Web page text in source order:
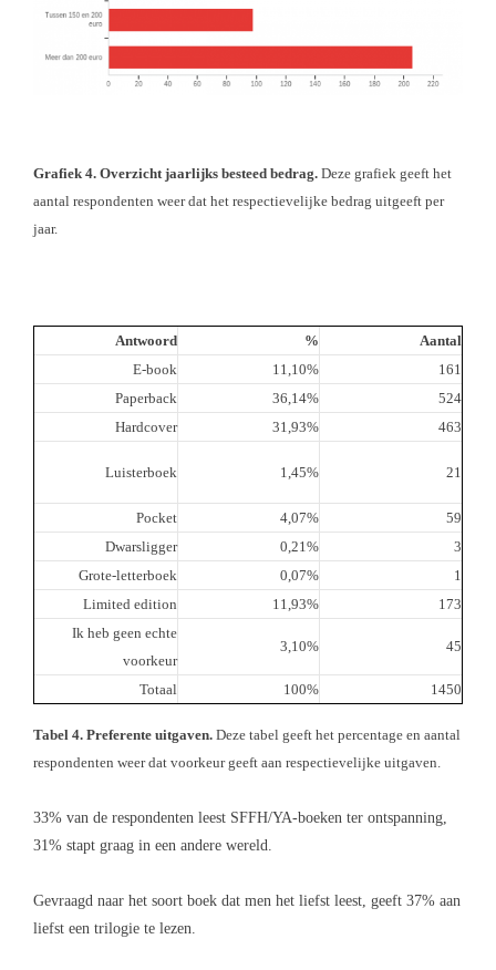
Grafiek 4. Overzicht jaarlijks besteed bedrag. Deze grafiek geeft het
aantal respondenten weer dat het respectievelijke bedrag uitgeeft per
jaar.
Antwoord %
Aantal
E-book
11,10%
161
Paperback
36,14%
524
Hardcover
31,93% 463
Luisterboek 1,45% 21
Pocket 4,07%
59
Dwarsligger
0,21%
3
Grote-letterboek
0,07%
1
Limited edition
11,93%
173
Ik heb geen echte
voorkeur
3,10% 45
Totaal 100% 1450
Tabel 4. Preferente uitgaven. Deze tabel geeft het percentage en aantal
respondenten weer dat voorkeur geeft aan respectievelijke uitgaven.
33% van de respondenten leest SFFH/YA-boeken ter ontspanning,
31% stapt graag in een andere wereld.
Gevraagd naar het soort boek dat men het liefst leest, geeft 37% aan
liefst een trilogie te lezen.